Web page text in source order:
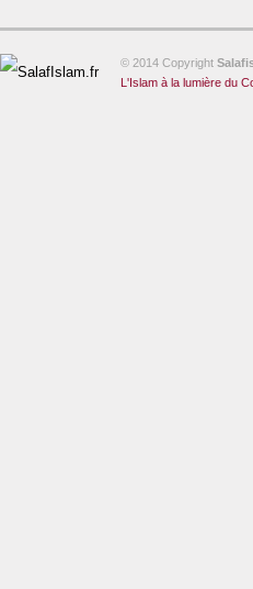
© 2014 Copyright
L'Islam à la lumière du